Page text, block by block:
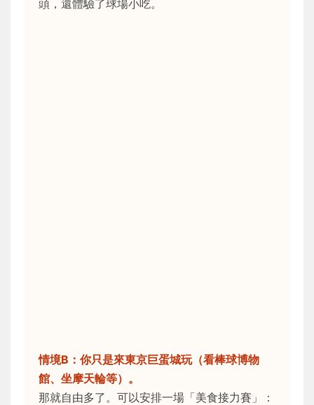
頭，還體驗了球場小吃。
情境B：你只是來東京巨蛋城玩（看棒球博物
館、坐摩天輪等）。
那就自由多了。可以安排一場「美食接力賽」：